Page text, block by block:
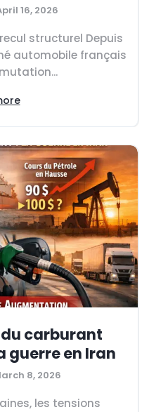
16, 2026
structurel Depuis
automobile français
carburant
guerre en Iran
8, 2026
les tensions